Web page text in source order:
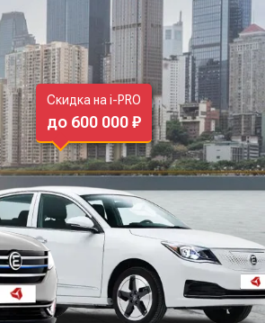
Скидка на i-PRO
до 600 000 ₽